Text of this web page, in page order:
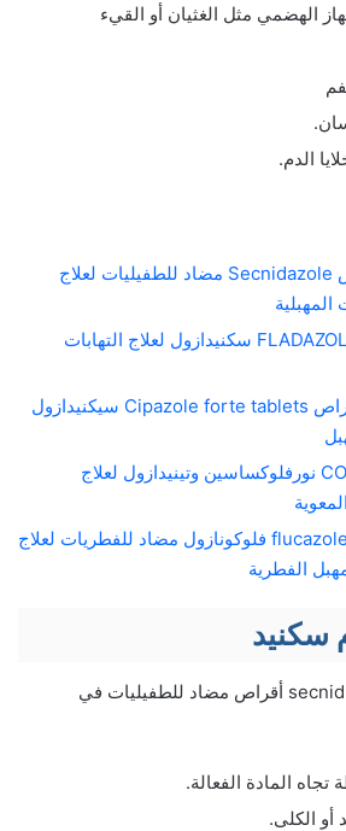
الهضمي مثل الغثيان أو القيء
الدم.
سيكنيدازول أقراص Secnidazole مضاد للطفيليات لعلاج
المهبلية
فلادازول أقراص FLADAZOLE سكنيدازول لعلاج التهابات
سيبازول فورت أقراص Cipazole forte tablets سيكنيدازول
كوناز أقراص CONAZ نورفلوكساسين وتينيدازول لعلاج
فلوكازول كبسول flucazole فلوكونازول مضاد للفطريات لعلاج
الفطرية
سكنيد
يمنع استخدام دواء secnid 500 أقراص مضاد للطفيليات في
المادة الفعالة.
الكلى.